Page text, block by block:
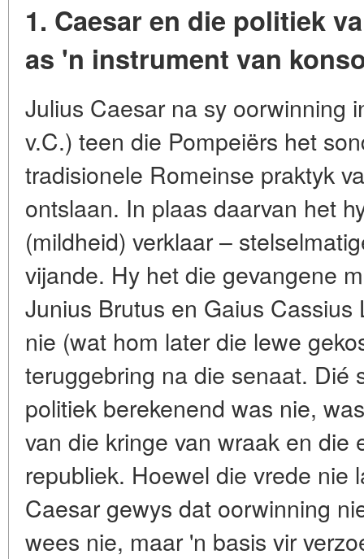
1. Caesar en die politiek
as 'n instrument van
Julius Caesar na sy oorwinning
v.C.) teen die Pompeiërs het
tradisionele Romeinse praktyk
ontslaan. In plaas daarvan het
(mildheid) verklaar –
vijande. Hy het die gevangene
Junius Brutus en Gaius
nie (wat hom later die lewe
teruggebring na die senaat. Dié
politiek berekenend was nie,
van die kringe van wraak en die
republiek. Hoewel die vrede nie
Caesar gewys dat oorwinning
wees nie, maar 'n basis vir